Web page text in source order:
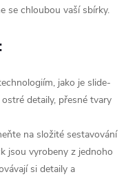
se chloubou vaší sbírky.
jako je slide-
detaily, přesné tvary
na složité sestavování
jsou vyrobeny z jednoho
si detaily a